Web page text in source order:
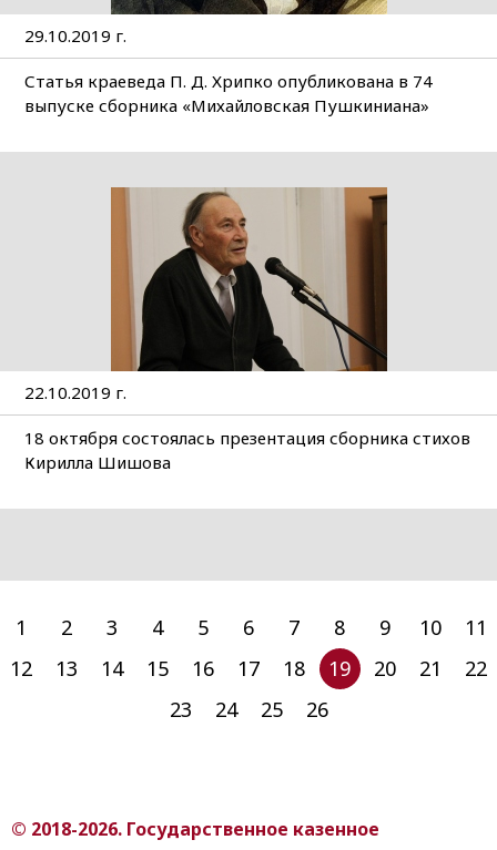
29.10.2019 г.
Статья краеведа П. Д. Хрипко опубликована в 74
выпуске сборника «Михайловская Пушкиниана»
22.10.2019 г.
18 октября состоялась презентация сборника стихов
Кирилла Шишова
1 2 3 4 5 6 7 8 9 10
11
12
13 14 15 16 17 18 19 20 21
22
23
24 25 26
© 2018-2026. Государственное казенное